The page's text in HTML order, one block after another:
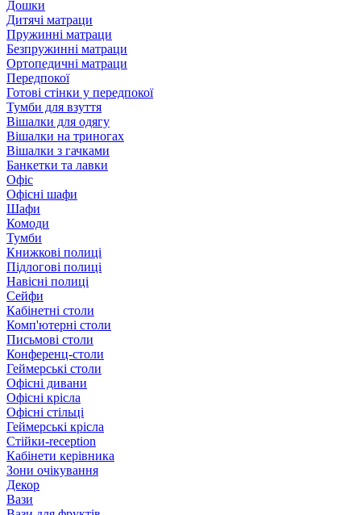
Дошки
Дитячі матраци
Пружинні матраци
Безпружинні матраци
Ортопедичні матраци
Передпокої
Готові стінки у передпокої
Тумби для взуття
Вішалки для одягу
Вішалки на триногах
Вішалки з гачками
Банкетки та лавки
Офіс
Офісні шафи
Шафи
Комоди
Тумби
Книжкові полиці
Підлогові полиці
Навісні полиці
Сейфи
Кабінетні столи
Комп'ютерні столи
Письмові столи
Конференц-столи
Геймерські столи
Офісні дивани
Офісні крісла
Офісні стільці
Геймерські крісла
Стійки-reception
Кабінети керівника
Зони очікування
Декор
Вази